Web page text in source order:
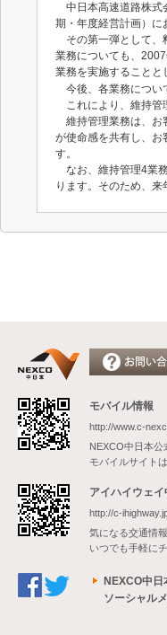
中日本高速道路株
期・年度経営計画）に
その第一弾として
業務についても、
業務を実施することと
今後、各業務につい
これにより、維持
維持管理業務は、お
が使命感を共有し、お
す。
なお、維持管理4業
ります。そのため、
モバイル情報
http://www.c-
NEXCO中日本公
モバイルサイト
アイハイウェイ
http://c-
気になる交通情
いつでも手軽に
NEXCO中日
ソーシャル